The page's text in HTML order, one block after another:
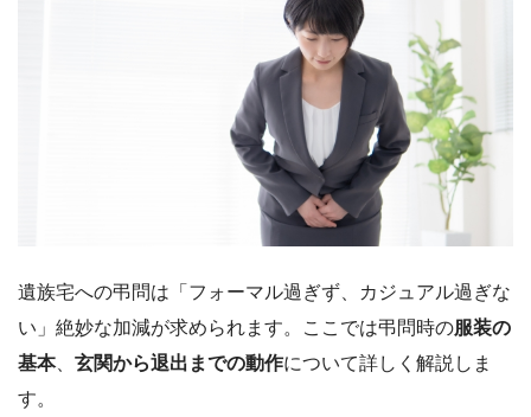
遺族宅への弔問は「フォーマル過ぎず、カジュアル過ぎな
い」絶妙な加減が求められます。ここでは弔問時の服装の
基本、 玄関から退出までの動作について詳しく解説しま
す。